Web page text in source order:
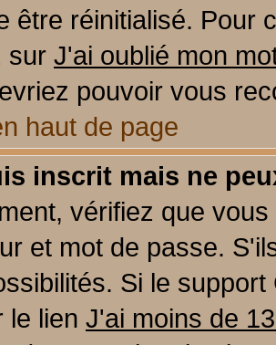
être réinitialisé. Pour
sur J'ai oublié mon
pouvoir vous
haut de page
inscrit mais ne
vérifiez que
et mot de passe.
Si le
le lien J'ai moins de